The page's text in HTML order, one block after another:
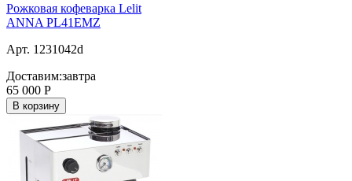
Рожковая кофеварка Lelit
ANNA PL41ЕМZ
Арт. 1231042d
Доставим:завтра
65 000 Р
В корзину